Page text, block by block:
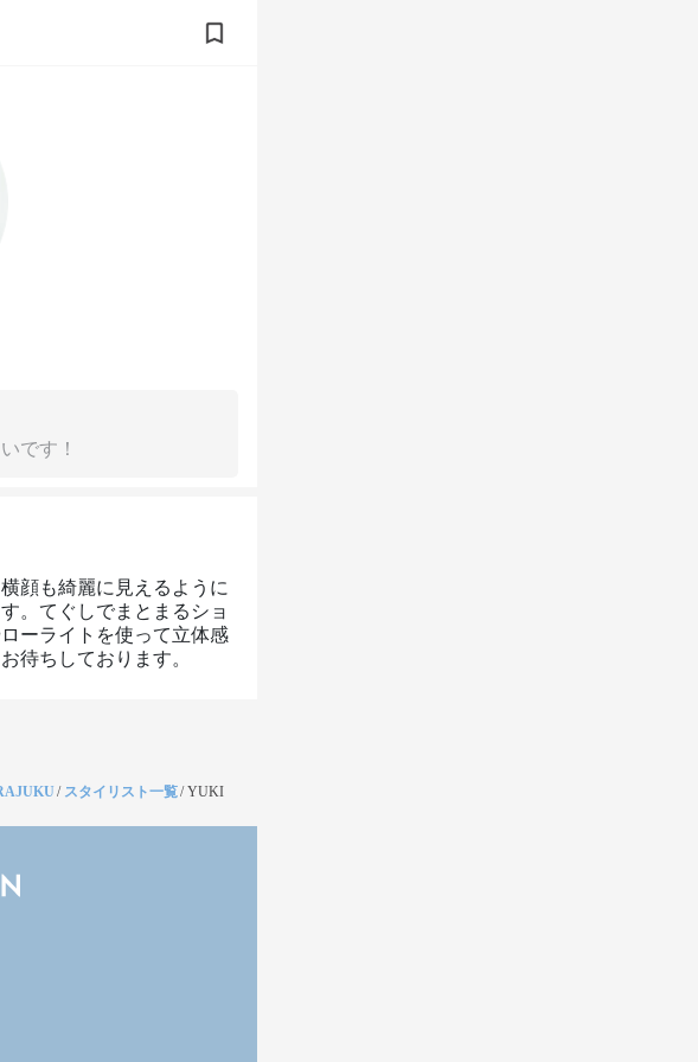
です！
顔も綺麗に見えるように
。てぐしでまとまるショ
ーライトを使って立体感
待ちしております。
/ スタイリスト一覧/YUKI